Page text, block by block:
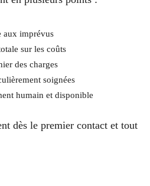
aux imprévus
sur les coûts
des charges
soignées
humain et disponible
dès le premier contact et tout